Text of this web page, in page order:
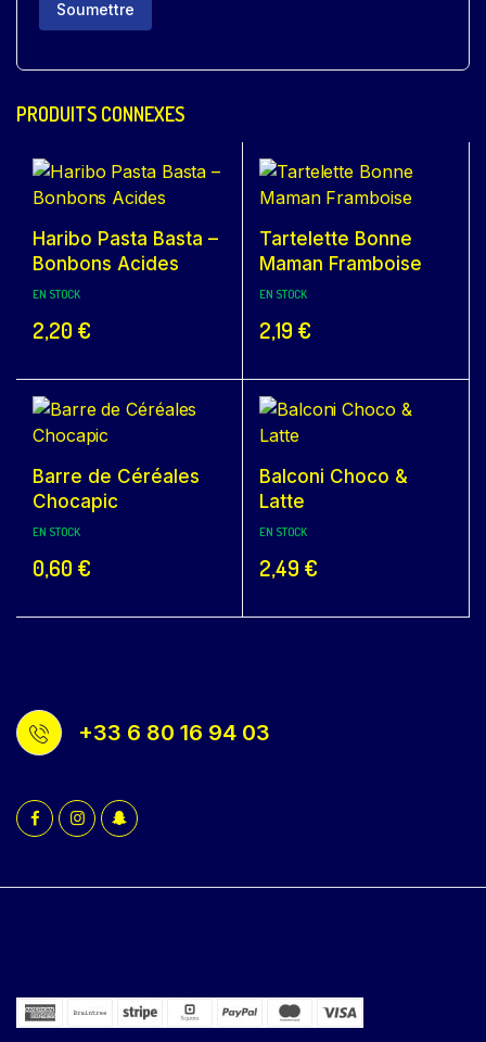
PRODUITS CONNEXES
Haribo Pasta Basta –
Bonbons Acides
EN STOCK
2,20 €
Tartelette Bonne
Maman Framboise
EN STOCK
2,19 €
Barre de Céréales
Chocapic
EN STOCK
0,60 €
Balconi Choco &
Latte
EN STOCK
2,49 €
+33 6 80 16 94 03